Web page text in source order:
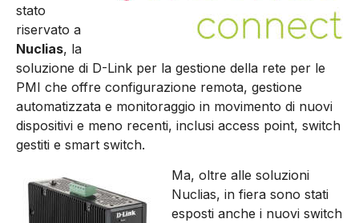
stato
riservato a
Nuclias, la
soluzione di D-Link per la gestione della rete per le
PMI che offre configurazione remota, gestione
automatizzata e monitoraggio in movimento di nuovi
dispositivi e meno recenti, inclusi access point, switch
gestiti e smart switch.
Ma, oltre alle soluzioni
Nuclias, in fiera sono stati
esposti anche i nuovi switch